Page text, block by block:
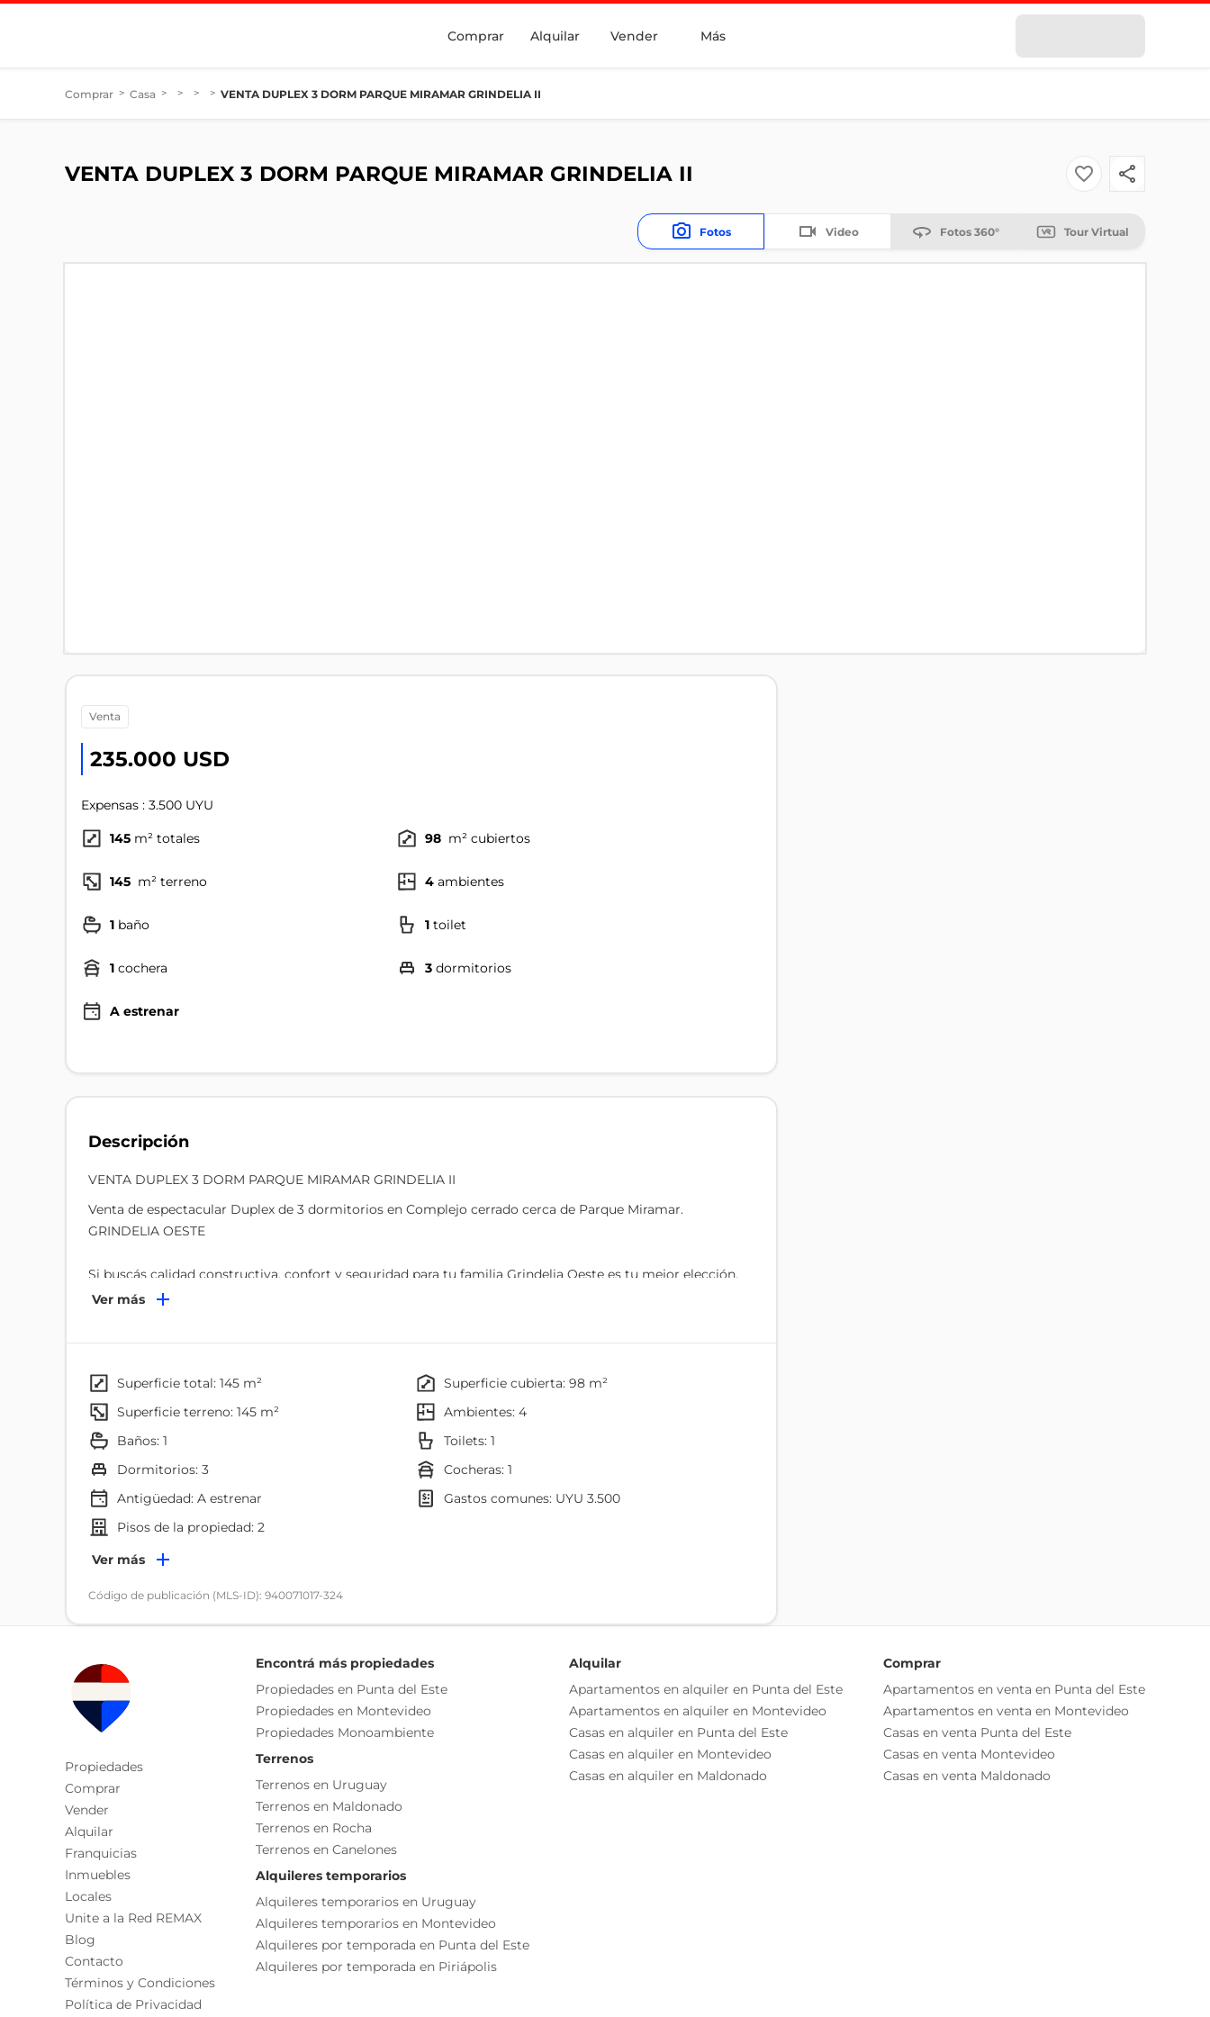
Comprar Alquilar Vender Más
Comprar > Casa > > > > VENTA DUPLEX 3 DORM PARQUE MIRAMAR GRINDELIA II
VENTA DUPLEX 3 DORM PARQUE MIRAMAR GRINDELIA II
Fotos Video Fotos 360° Tour Virtual
venta
235.000 USD
Expensas : 3.500 UYU
145 m² totales 98 m² cubiertos
145 m² terreno 4 ambientes
1 baño 1 toilet
1 cochera 3 dormitorios
A estrenar
Descripción
VENTA DUPLEX 3 DORM PARQUE MIRAMAR GRINDELIA II
Venta de espectacular Duplex de 3 dormitorios en Complejo cerrado cerca de Parque Miramar.
GRINDELIA OESTE
Si buscás calidad constructiva, confort y seguridad para tu familia Grindelia Oeste es tu mejor elección.
de la vida que merecés.
Arquitectura contemporánea, escala residencial y acceso privado.
El Proyecto reúne 9 unidades iguales de 2 dormitorios (1 de 3 dormitorios) en dos plantas, pensadas para
quienes buscan una casa funcional con independencia, jardín y cochera, sin perder seguridad y
practicidad.
Diagramación:
Planta baja:
Living comedor con cocina integrada, baño completo, escalera interior, salida al jardín, cochera/garage
Planta alta:
3 Dormitorios
Privacidad respecto al área social
Características destacadas:
*Amplias áreas verdes privadas, con paisajismo cuidadosamente diseñado.
*Cochera propia para cada unidad.
*Construcción tradicional de excelente calidad.
*Muros de hormigón celular con gran aislación térmica, para mayor confort y ahorro energético.
*Terminaciones exteriores en revoque pintado e interiores con acabado enduido de alta calidad.
*Cubierta de Isopanel con terminación interior en yeso.
Ver más
superficie total: 145 m²
superficie cubierta: 98 m²
superficie terreno: 145 m²
ambientes: 4
baños: 1
toilets: 1
dormitorios: 3
cocheras: 1
Antigüedad: A estrenar
gastos comunes: UYU 3.500
pisos de la propiedad: 2
Ambientes
Dormitorio
Patio
Ver más
Código de publicación (MLS-ID): 940071017-324
Propiedades
Comprar
Vender
Alquilar
Franquicias
Inmuebles
Locales
Unite a la Red REMAX
Blog
Contacto
Términos y Condiciones
Política de Privacidad
Encontrá más propiedades
Propiedades en Punta del Este
Propiedades en Montevideo
Propiedades Monoambiente
Terrenos
Terrenos en Uruguay
Terrenos en Maldonado
Terrenos en Rocha
Terrenos en Canelones
Alquileres temporarios
Alquileres temporarios en Uruguay
Alquileres temporarios en Montevideo
Alquileres por temporada en Punta del Este
Alquileres por temporada en Piriápolis
Alquilar
Apartamentos en alquiler en Punta del Este
Apartamentos en alquiler en Montevideo
Casas en alquiler en Punta del Este
Casas en alquiler en Montevideo
Casas en alquiler en Maldonado
Comprar
Apartamentos en venta en Punta del Este
Apartamentos en venta en Montevideo
Casas en venta Punta del Este
Casas en venta Montevideo
Casas en venta Maldonado